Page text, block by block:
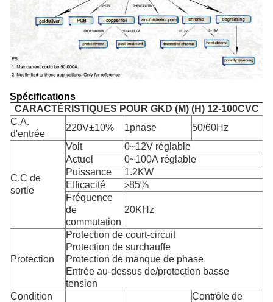
Spécifications
CARACTÉRISTIQUES POUR GKD (M) (H) 12-100CVC
C.A.
d'entrée
220V±10% 1phase 50/60Hz
C.C de
sortie
Volt
0~12V réglable
Actuel
0~100A réglable
Puissance
1.2KW
Efficacité
>85%
Fréquence
de
commutation
20KHz
Protection
Protection de court-circuit
Protection de surchauffe
Protection de manque de phase
Entrée au-dessus de/protection basse
tension
Condition
Contrôle de